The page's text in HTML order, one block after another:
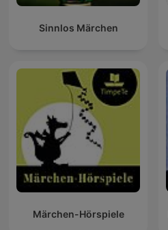
Sinnlos Märchen
Märchen-Hörspiele